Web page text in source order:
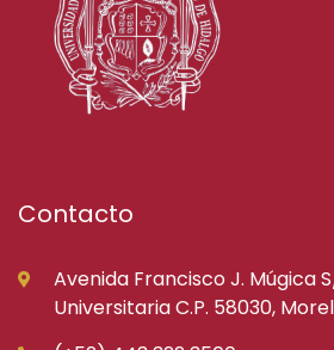
Contacto
Avenida Francisco J. Múgica
Universitaria C.P. 58030,